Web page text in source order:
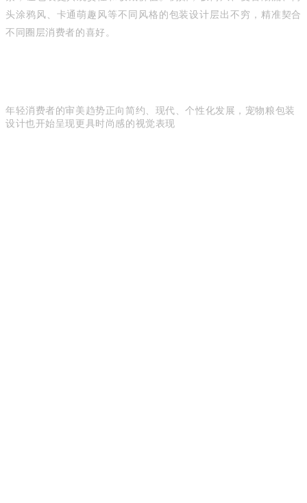
头涂鸦风、卡通萌趣风等不同风格的包装设计层出不穷，精准契合
不同圈层消费者的喜好。
年轻消费者的审美趋势正向简约、现代、个性化发展，宠物粮包装
设计也开始呈现更具时尚感的视觉表现